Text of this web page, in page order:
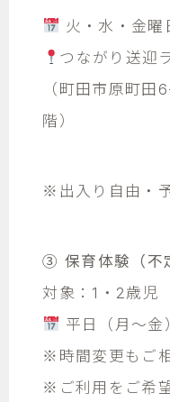
火・水・金
つながり送迎
（町田市原町
階）
※出入り自由・
③ 保育体験（不
対象：1・2歳児
平日（月～
※時間変更もご
※ご利用をご希